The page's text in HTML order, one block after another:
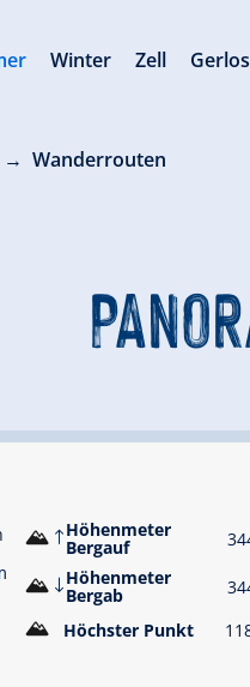
Wanderrouten
Höhenmeter
Bergauf
Höhenmeter
Bergab
Höchster Punkt
Winter Zell Gerlos